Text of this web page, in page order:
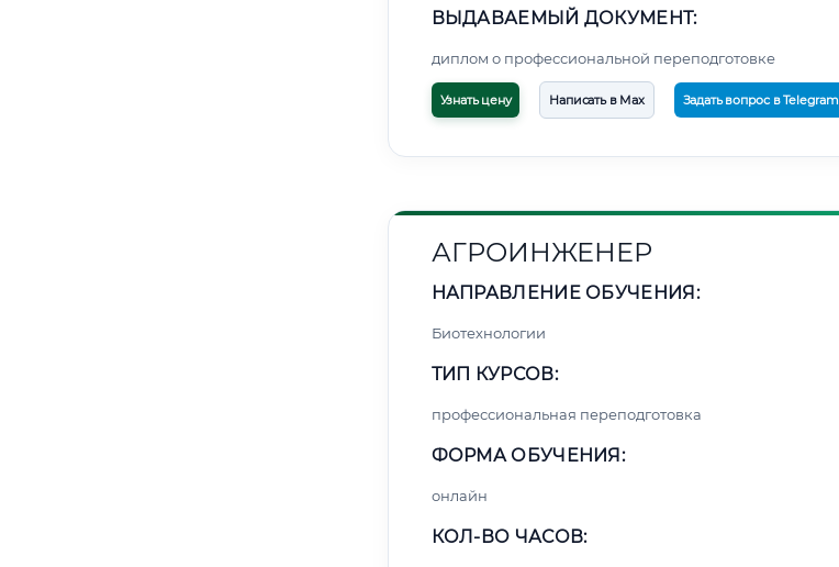
ВЫДАВАЕМЫЙ ДОКУМЕНТ:
диплом о профессиональной переподготовке
Узнать цену Написать в Max Задать вопрос в Telegram
АГРОИНЖЕНЕР
НАПРАВЛЕНИЕ ОБУЧЕНИЯ:
Биотехнологии
ТИП КУРСОВ:
профессиональная переподготовка
ФОРМА ОБУЧЕНИЯ:
онлайн
КОЛ-ВО ЧАСОВ: